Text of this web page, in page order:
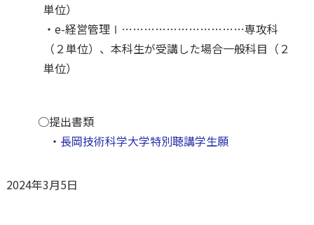
単位）
・e-経営管理Ⅰ……………………………専攻科
（２単位）、本科生が受講した場合一般科目（２
単位）
○提出書類
・ 長岡技術科学大学特別聴講学生願
2024年3月5日